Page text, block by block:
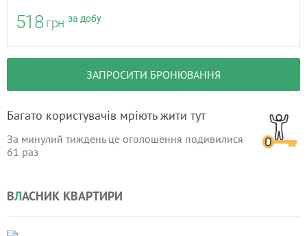
518 грн за добу
ЗАПРОСИТИ БРОНЮВАННЯ
Багато користувачів мріють жити тут
За минулий тиждень це оголошення подивилися
61 раз
ВЛАСНИК КВАРТИРИ